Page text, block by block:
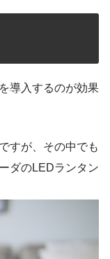
導入するのが効果
すが、その中でも
ダのLEDランタン